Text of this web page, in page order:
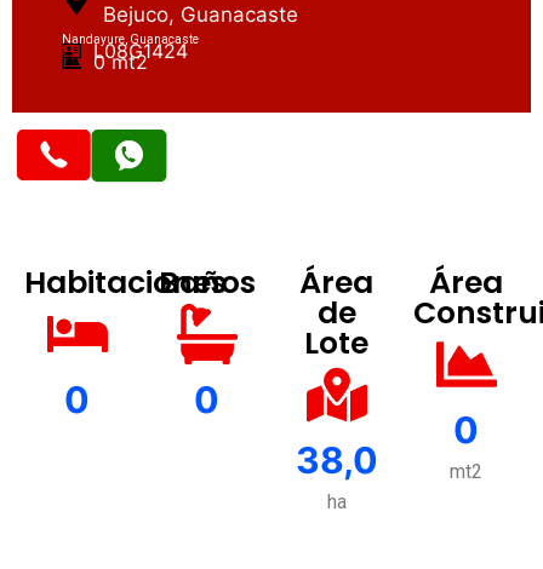
Bejuco, Guanacaste
Nandayure, Guanacaste
L08G1424
0 mt2
Habitaciones
0
Baños
0
Área
de
Lote
38,0
ha
Área
0
mt2